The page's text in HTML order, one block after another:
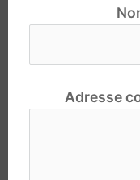
Adresse